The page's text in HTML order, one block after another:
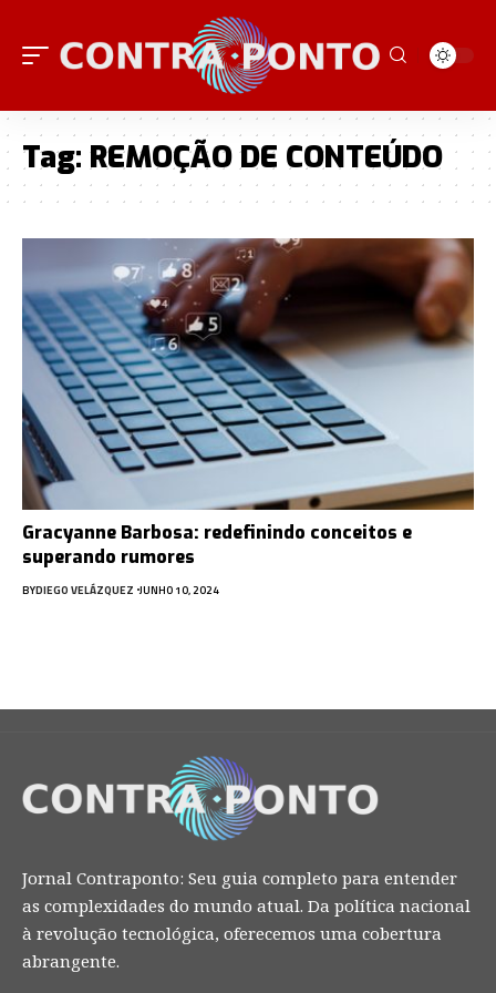
Tag: REMOÇÃO DE CONTEÚDO
Gracyanne Barbosa: redefinindo conceitos e
superando rumores
BYDIEGO VELÁZQUEZ JUNHO 10, 2024
Jornal Contraponto: Seu guia completo para entender
as complexidades do mundo atual. Da política nacional
à revolução tecnológica, oferecemos uma cobertura
abrangente.